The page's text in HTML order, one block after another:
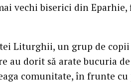
vechi biserici din
Liturghii, un grup de
au dorit să arate bucuria
comunitate, în frunte